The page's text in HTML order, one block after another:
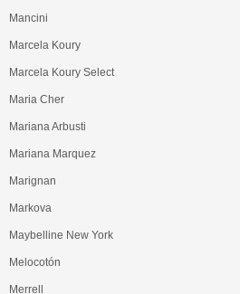
Mancini
Marcela Koury
Marcela Koury Select
Maria Cher
Mariana Arbusti
Mariana Marquez
Marignan
Markova
Maybelline New York
Melocotón
Merrell